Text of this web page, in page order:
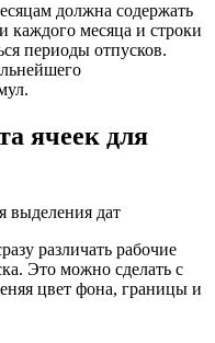
должна содержать
каждого месяца и строки
периоды отпусков.
ячеек для
различать рабочие
Это можно сделать с
цвет фона, границы и